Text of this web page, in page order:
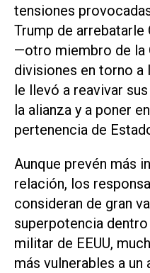
tensiones
Trump de arrebatarle
—otro miembro de la
divisiones en torno a
le llevó a reavivar
la alianza ⁠y a poner
pertenencia de
Aunque prevén más
relación, los
consideran de gran
superpotencia
militar de EEUU,
más vulnerables a un